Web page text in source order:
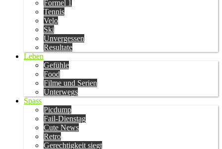
Formel 1
Tennis
Velo
Ski
Unvergessen
Resultate
Leben
Gefühle
Food
Filme und Serien
Unterwegs
Spass
Picdump
Fail-Dienstag
Cute News
Retro
Gerechtigkeit siegt